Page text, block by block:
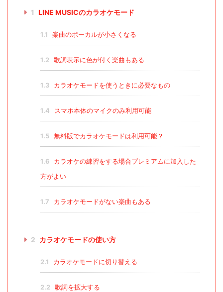
1 LINE MUSICのカラオケモード
1.1 楽曲のボーカルが小さくなる
1.2 歌詞表示に色が付く楽曲もある
1.3 カラオケモードを使うときに必要なもの
1.4 スマホ本体のマイクのみ利用可能
1.5 無料版でカラオケモードは利用可能？
1.6
カラオケの練習をする場合プレミアムに加入した
方がよい
1.7 カラオケモードがない楽曲もある
2 カラオケモードの使い方
2.1 カラオケモードに切り替える
2.2 歌詞を拡大する